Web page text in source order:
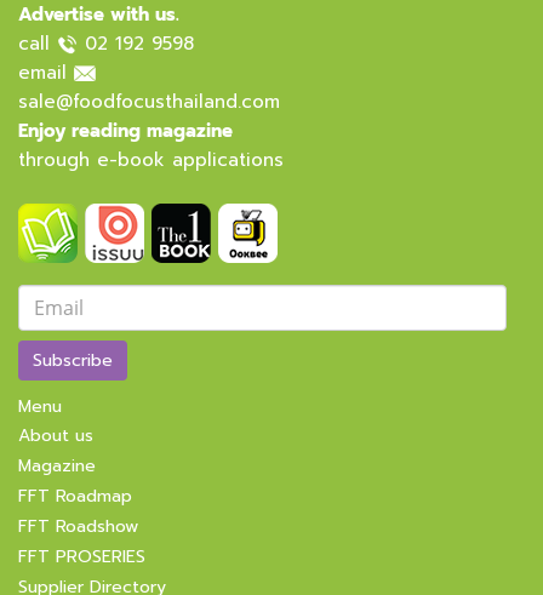
Advertise with us.
call
02 192 9598
email
sale@foodfocusthailand.com
Enjoy reading magazine
through e-book applications
Subscribe
Menu
About us
Magazine
FFT Roadmap
FFT Roadshow
FFT PROSERIES
Supplier Directory